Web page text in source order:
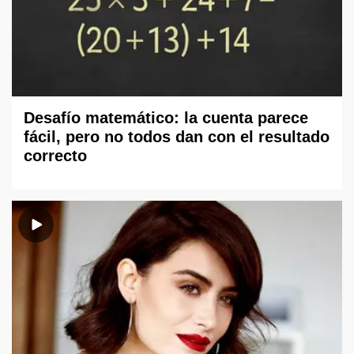
Desafío matemático: la cuenta parece
fácil, pero no todos dan con el resultado
correcto